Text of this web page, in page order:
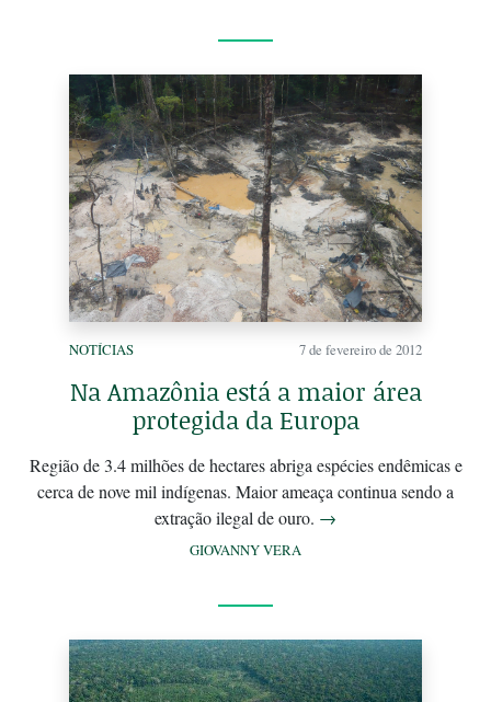
NOTÍCIAS 7 de fevereiro de 2012
Na Amazônia está a maior área
protegida da Europa
Região de 3.4 milhões de hectares abriga espécies endêmicas e
cerca de nove mil indígenas. Maior ameaça continua sendo a
extração ilegal de ouro. →
GIOVANNY VERA